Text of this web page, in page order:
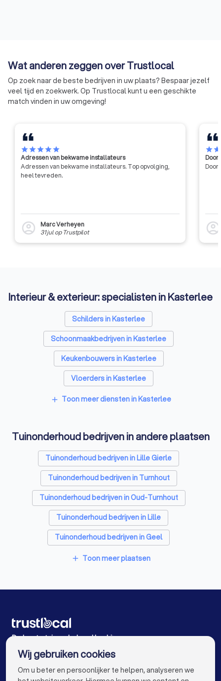
Wat anderen zeggen over Trustlocal
Op zoek naar de beste bedrijven in uw plaats? Bespaar jezelf
veel tijd en zoekwerk. Op Trustlocal kunt u een geschikte
match vinden in uw omgeving!
starstarstarstarstar
Adressen van bekwame installateurs
Adressen van bekwame installateurs. Top opvolging,
heel tevreden.
account_circle
Marc Verheyen
31 julop Trustpilot
starstar
Door
Door
account_circle
Interieur & exterieur: specialisten in Kasterlee
Schilders in Kasterlee
Schoonmaakbedrijven in Kasterlee
Keukenbouwers in Kasterlee
Vloerders in Kasterlee
add Toon meer diensten in Kasterlee
Tuinonderhoud bedrijven in andere plaatsen
Tuinonderhoud bedrijven in Lille Gierle
Tuinonderhoud bedrijven in Turnhout
Tuinonderhoud bedrijven in Oud-Turnhout
Tuinonderhoud bedrijven in Lille
Tuinonderhoud bedrijven in Geel
Tuinonderhoud bedrijven in Herentals
Tuinonderhoud bedrijven in Olen
Tuinonderhoud bedrijven in Herentals Noorderwijk
Tuinonderhoud bedrijven in Antwerpen
Tuinonderhoud bedrijven in Gent
add Toon meer plaatsen
De beste tuinonderhoud bedrijven voor u
Wij gebruiken cookies
Om u beter en persoonlijker te helpen, analyseren we